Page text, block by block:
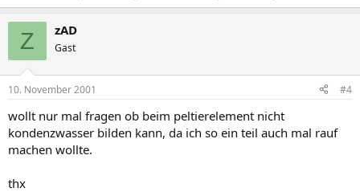
Z zAD
Gast
10. November 2001 #4
wollt nur mal fragen ob beim peltierelement nicht
kondenzwasser bilden kann, da ich so ein teil auch mal rauf
machen wollte.
thx